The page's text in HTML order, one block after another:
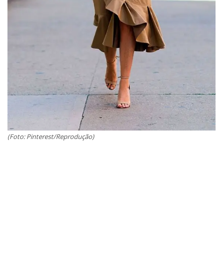
(Foto: Pinterest/Reprodução)